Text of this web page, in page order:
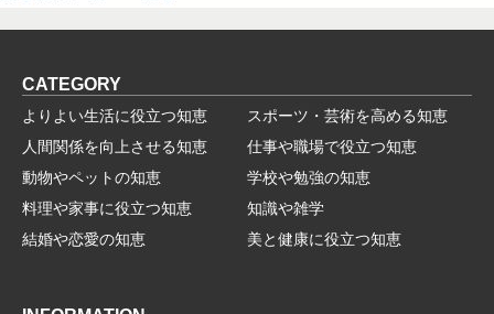
CATEGORY
よりよい生活に役立つ知恵
スポーツ・芸術を高める知恵
人間関係を向上させる知恵
仕事や職場で役立つ知恵
動物やペットの知恵
学校や勉強の知恵
料理や家事に役立つ知恵
知識や雑学
結婚や恋愛の知恵
美と健康に役立つ知恵